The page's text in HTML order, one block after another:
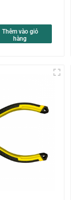
Thêm vào giỏ
hàng